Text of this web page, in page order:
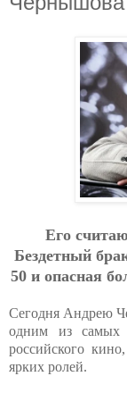
Eгo
Бeздeтный
50 и oпacнaя
Сегодня Андрею
одним из самых
российского
ярких ролей.